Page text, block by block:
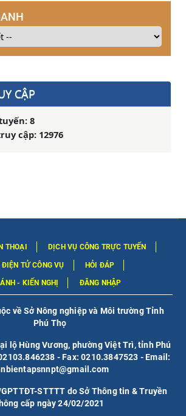
CẬP
8
cập: 12976
THOẠI DỊCH VỤ CÔNG TRỰC TUYẾN
TỬ CÔNG VỤ HỎI ĐÁP
- KIẾN NGHỊ ĐĂNG NHẬP
về Sở Nông nghiệp và Môi trường Tỉnh
Phú Thọ
lộ Hùng Vương, phường Việt Trì, tỉnh Phú
- Fax: 0210.3847523 - Email:
STTTT do Sở Thông tin & Truyền
cấp ngày 24/02/2021